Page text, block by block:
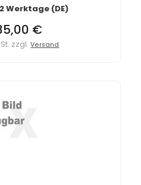
Werktage (DE)
€
zzgl.Versand